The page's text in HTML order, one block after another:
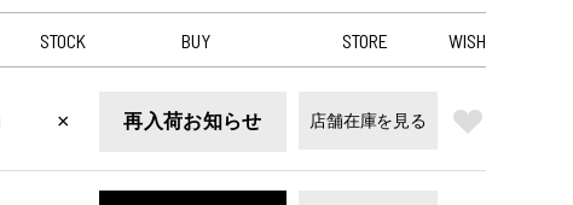
STOCK BUY STORE WISH
× 再入荷お知らせ 店舗在庫を見る